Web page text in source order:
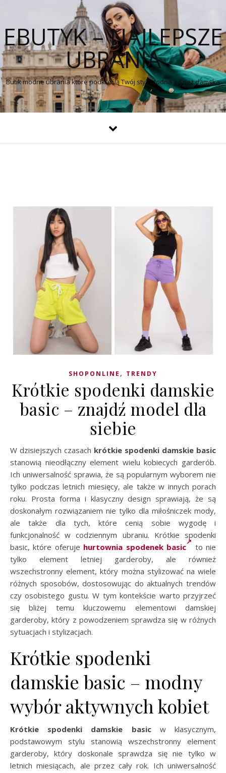
EBUTYK – NAJLEPSZE
UBRANIA
Butik modne ubrania które podkreślą Twój styl. Modna odzież damska
SHOPONLINE , TRENDY
Krótkie spodenki damskie
basic – znajdź model dla
siebie
W dzisiejszych czasach krótkie spodenki damskie basic
stanowią nieodłączny element wielu kobiecych garderób.
Ich uniwersalność sprawia, że są popularnym wyborem nie
tylko podczas letnich miesięcy, ale także w innych porach
roku. Prosta forma i klasyczny design sprawiają, że są
doskonałym rozwiązaniem nie tylko dla miłośniczek mody,
ale także dla tych, które cenią sobie wygodę i
funkcjonalność w codziennym ubraniu. Krótkie spodenki
basic, które oferuje hurtownia spodenek basic
to nie
tylko element letniej garderoby, ale również
wszechstronny element, który można stylizować na wiele
różnych sposobów, dostosowując do aktualnych trendów
czy osobistego gustu. W tym kontekście warto przyjrzeć
się bliżej temu kluczowemu elementowi damskiej
garderoby, który z powodzeniem sprawdza się w różnych
sytuacjach i stylizacjach.
Krótkie spodenki
damskie basic – modny
wybór aktywnych kobiet
Krótkie spodenki damskie basicw klasycznym,
podstawowym stylu stanowią wszechstronny element
garderoby, który doskonale sprawdza się nie tylko w
letnich miesiącach, ale przez cały rok. Ich uniwersalność